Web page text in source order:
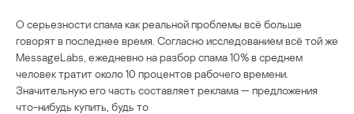
О серьезности спама как реальной проблемы всё больше
говорят в последнее время. Согласно исследованием всё той же
MessageLabs, ежедневно на разбор спама 10% в среднем
человек тратит около 10 процентов рабочего времени.
Значительную его часть составляет реклама — предложения
что-нибудь купить, будь то